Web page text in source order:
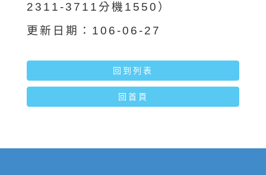
2311-3711分機1550）
更新日期：106-06-27
回到列表
回首頁